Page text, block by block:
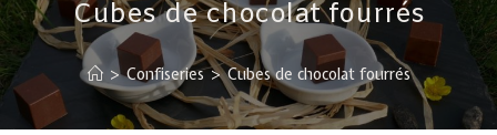
Cubes de chocolat fourrés
> Confiseries > Cubes de chocolat fourrés